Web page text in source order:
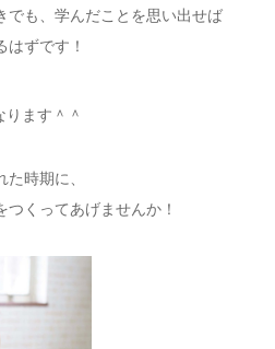
でも、学んだことを思い出せば
はずです！
ります＾＾
時期に、
くってあげませんか！